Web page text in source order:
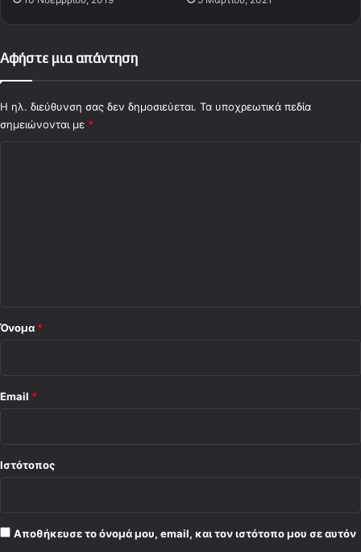
Αφήστε μια απάντηση
Η ηλ. διεύθυνση σας δεν δημοσιεύεται. Τα υποχρεωτικά πεδία
σημειώνονται με *
Όνομα *
Email *
Ιστότοπος
Αποθήκευσε το όνομά μου, email, και τον ιστότοπο μου σε αυτόν